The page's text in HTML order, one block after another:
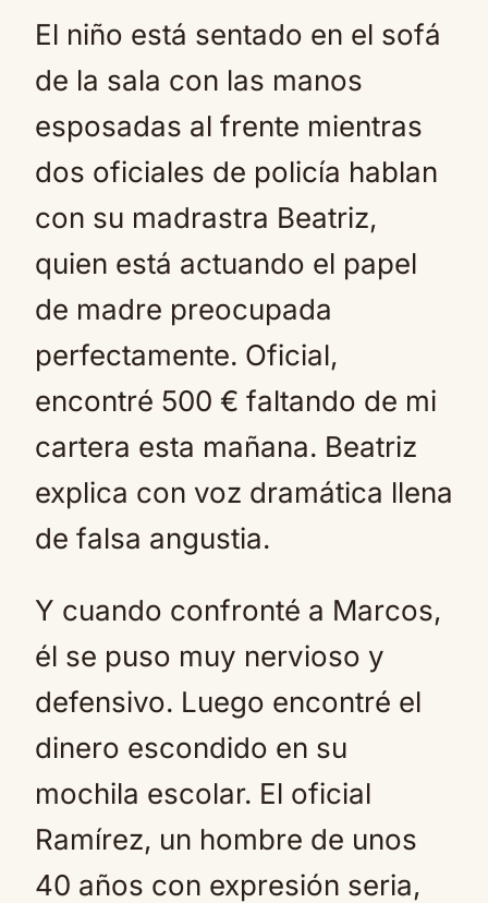
El niño está sentado en el sofá
de la sala con las manos
esposadas al frente mientras
dos oficiales de policía hablan
con su madrastra Beatriz,
quien está actuando el papel
de madre preocupada
perfectamente. Oficial,
encontré 500 € faltando de mi
cartera esta mañana. Beatriz
explica con voz dramática llena
de falsa angustia.
Y cuando confronté a Marcos,
él se puso muy nervioso y
defensivo. Luego encontré el
dinero escondido en su
mochila escolar. El oficial
Ramírez, un hombre de unos
40 años con expresión seria,